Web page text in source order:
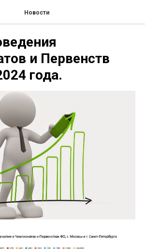
Новости
и Первенств
года.